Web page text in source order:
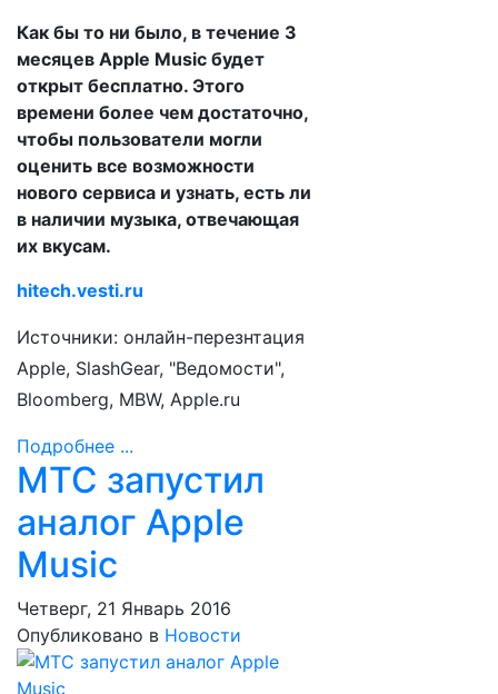
Как бы то ни было, в течение 3
месяцев Apple Music будет
открыт бесплатно. Этого
времени более чем достаточно,
чтобы пользователи могли
оценить все возможности
нового сервиса и узнать, есть ли
в наличии музыка, отвечающая
их вкусам.
hitech.vesti.ru
Источники: онлайн-перезнтация
Apple, SlashGear, "Ведомости",
Bloomberg, MBW, Apple.ru
Подробнее ...
МТС запустил
аналог Apple
Music
Четверг, 21 Январь 2016
Опубликовано в Новости